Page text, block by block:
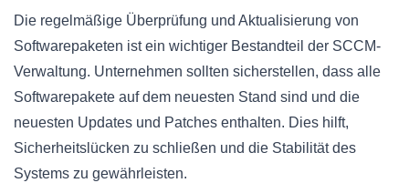
Die regelmäßige Überprüfung und Aktualisierung von
Softwarepaketen ist ein wichtiger Bestandteil der SCCM-
Verwaltung. Unternehmen sollten sicherstellen, dass alle
Softwarepakete auf dem neuesten Stand sind und die
neuesten Updates und Patches enthalten. Dies hilft,
Sicherheitslücken zu schließen und die Stabilität des
Systems zu gewährleisten.